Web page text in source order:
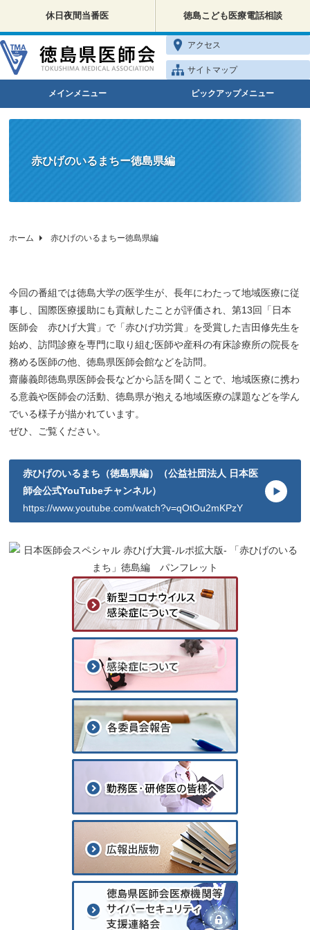
休日夜間当番医 徳島こども医療電話相談
アクセス
サイトマップ
メインメニュー ピックアップメニュー
赤ひげのいるまちー徳島県編
ホーム 赤ひげのいるまちー徳島県編
今回の番組では徳島大学の医学生が、長年にわたって地域医療に従
事し、国際医療援助にも貢献したことが評価され、第13回「日本
医師会 赤ひげ大賞」で「赤ひげ功労賞」を受賞した吉田修先生を
始め、訪問診療を専門に取り組む医師や産科の有床診療所の院長を
務める医師の他、徳島県医師会館などを訪問。
齋藤義郎徳島県医師会長などから話を聞くことで、地域医療に携わ
る意義や医師会の活動、徳島県が抱える地域医療の課題などを学ん
でいる様子が描かれています。
ぜひ、ご覧ください。
赤ひげのいるまち（徳島県編）（公益社団法人 日本医
師会公式YouTubeチャンネル）
https://www.youtube.com/watch?v=qOtOu2mKPzY